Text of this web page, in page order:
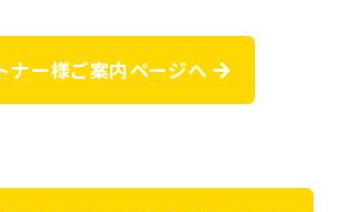
ナー様ご案内ページへ